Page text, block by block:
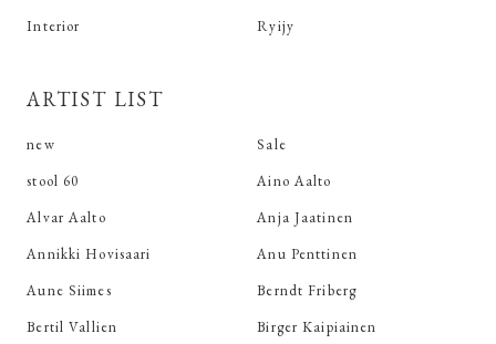
Interior
Ryijy
ARTIST LIST
new
Sale
stool 60
Aino Aalto
Alvar Aalto
Anja Jaatinen
Annikki Hovisaari
Anu Penttinen
Aune Siimes
Berndt Friberg
Bertil Vallien
Birger Kaipiainen